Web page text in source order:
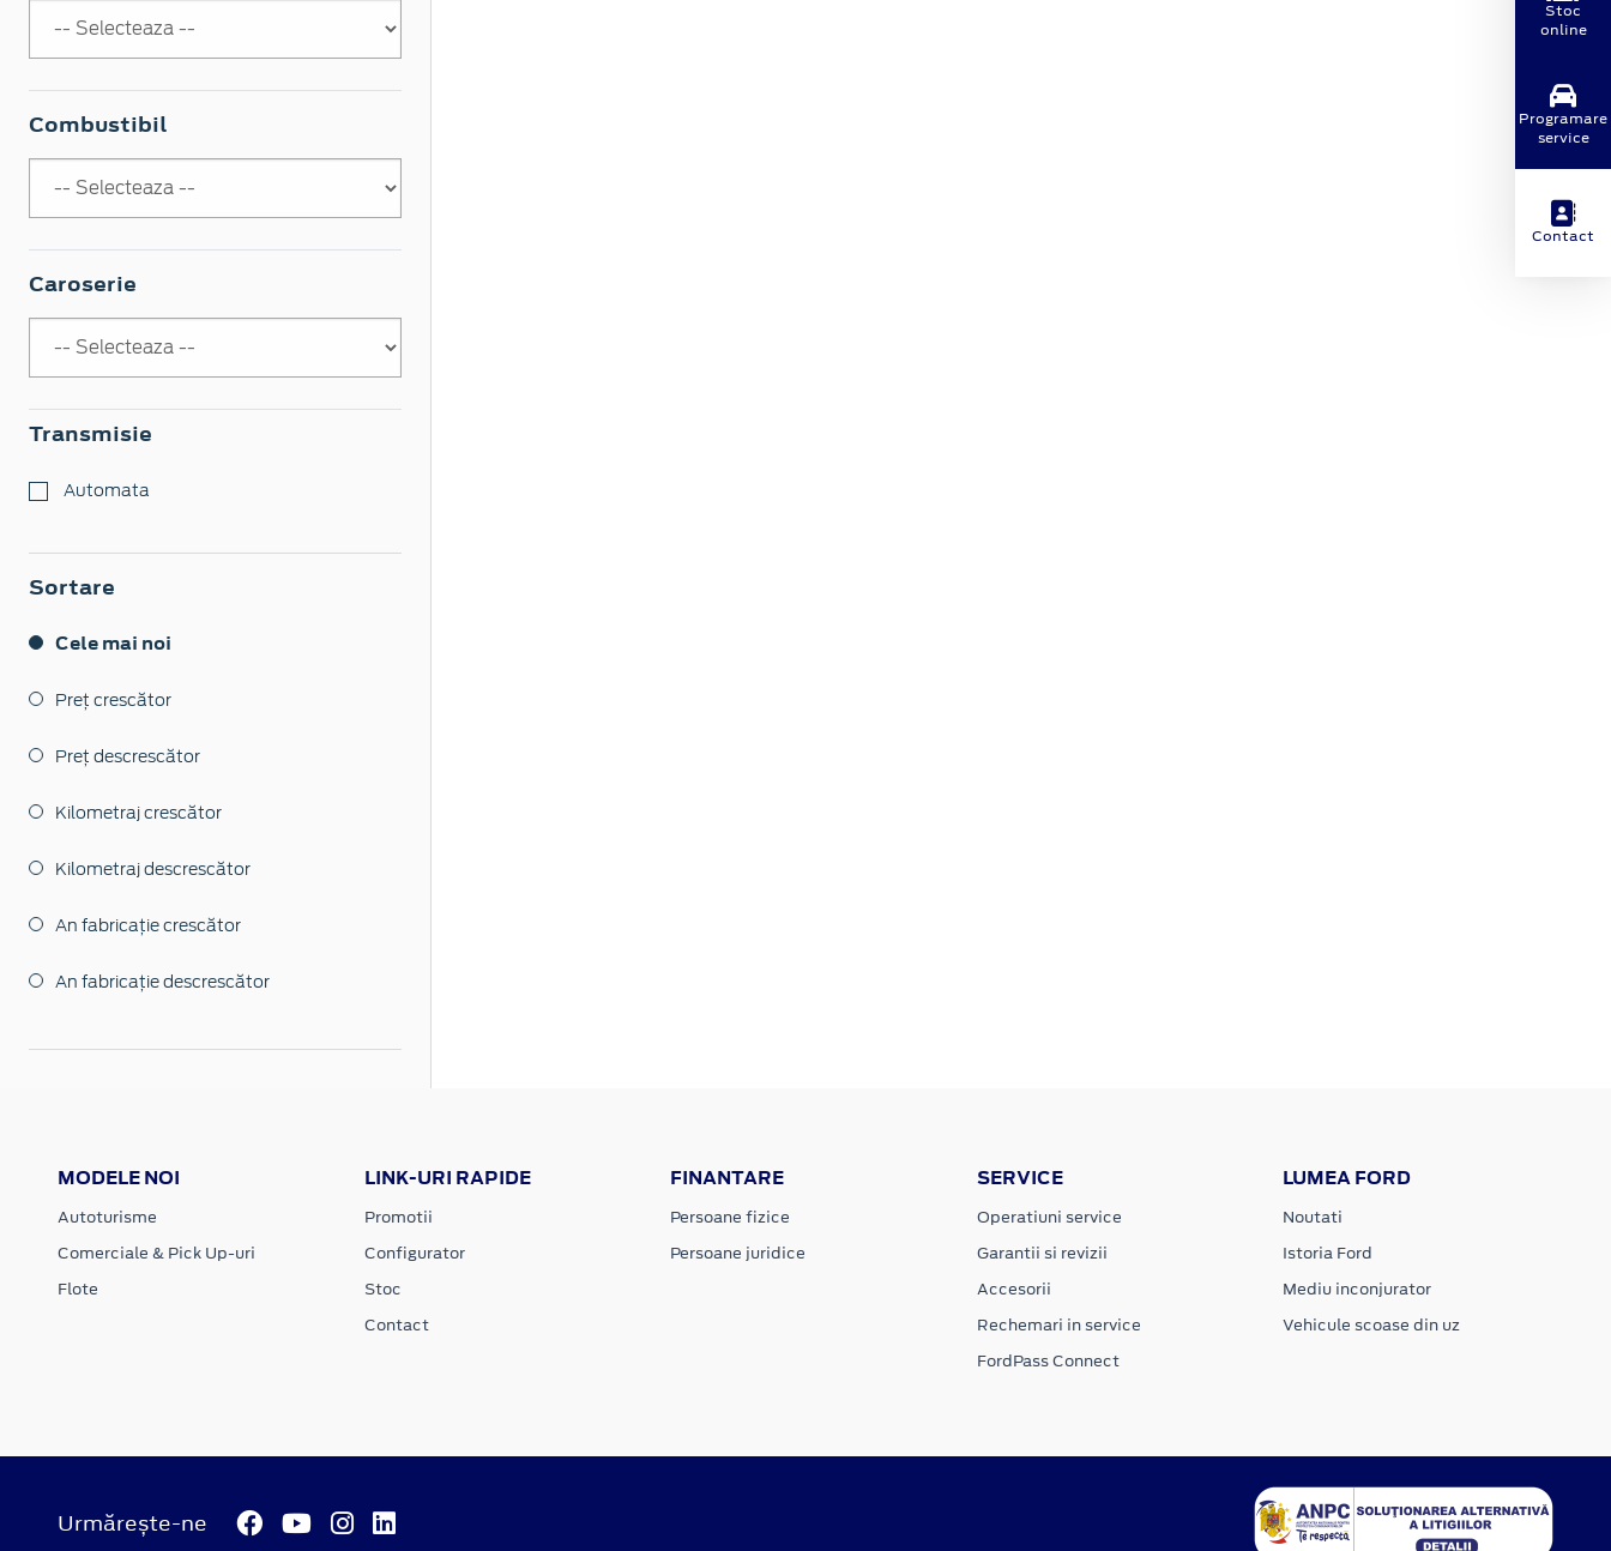
Combustibil
Caroserie
Transmisie
Automata
Sortare
Cele mai noi
Preț crescător
Preț descrescător
Kilometraj crescător
Kilometraj descrescător
An fabricație crescător
An fabricație descrescător
MODELE NOI
Autoturisme
Comerciale & Pick Up-uri
Flote
LINK-URI RAPIDE
Promotii
Configurator
Stoc
Contact
FINANTARE
Persoane fizice
Persoane juridice
SERVICE
Operatiuni service
Garantii si revizii
Accesorii
Rechemari in service
FordPass Connect
LUMEA FORD
Noutati
Istoria Ford
Mediu inconjurator
Vehicule scoase din uz
Urmărește-ne
Stoc
online
Programare
service
Contact